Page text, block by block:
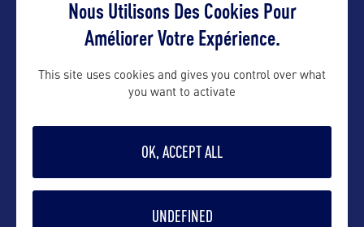
DANS LA MÊME CATEGORIE
Nous Utilisons Des Cookies Pour
Améliorer Votre Expérience.
This site uses cookies and gives you control over what
you want to activate
OK, ACCEPT ALL
UNDEFINED